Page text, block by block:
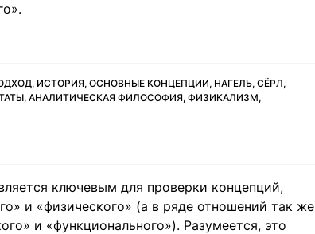
ИСТОРИЯ, ОСНОВНЫЕ КОНЦЕПЦИИ, НАГЕЛЬ, СЁРЛ,
АНАЛИТИЧЕСКАЯ ФИЛОСОФИЯ, ФИЗИКАЛИЗМ,
ключевым для проверки концепций,
и «физического» (а в ряде отношений так же
и «функционального»). Разумеется, это